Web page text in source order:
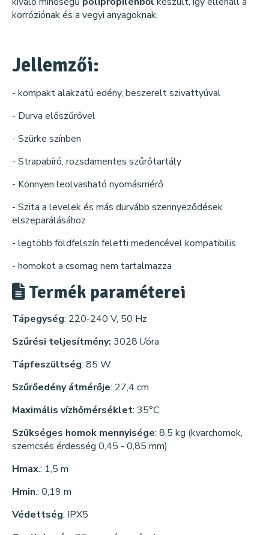
korróziónak és a vegyi anyagoknak.
Jellemzői:
- kompakt alakzatú edény, beszerelt szivattyúval
- Durva előszűrővel
- Szürke színben
- Strapabíró, rozsdamentes szűrőtartály
- Könnyen leolvasható nyomásmérő
- Szita a levelek és más durvább szennyeződések
elszeparálásához
- legtöbb földfelszín feletti medencével kompatibilis.
- homokot a csomag nem tartalmazza
Termék paraméterei
Tápegység: 220-240 V, 50 Hz
Szűrési teljesítmény: 3028 l/óra
Tápfeszültség: 85 W
Szűrőedény átmérője: 27,4 cm
Maximális vízhőmérséklet: 35°C
Szükséges homok mennyisége: 8,5 kg (kvarchomok,
szemcsés érdesség 0,45 - 0,85 mm)
Hmax.: 1,5 m
Hmin.: 0,19 m
Védettség: IPX5